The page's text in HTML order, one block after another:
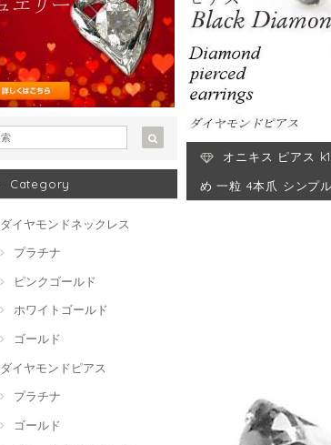
Category
ダイヤモンドネックレス
プラチナ
ピンクゴールド
ホワイトゴールド
ゴールド
ダイヤモンドピアス
プラチナ
ゴールド
オニキス ピアス
め 一粒 4本爪 シンプ